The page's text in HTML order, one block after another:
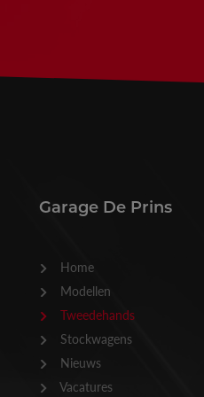
Garage De Prins
Home
Modellen
Tweedehands
Stockwagens
Nieuws
Vacatures